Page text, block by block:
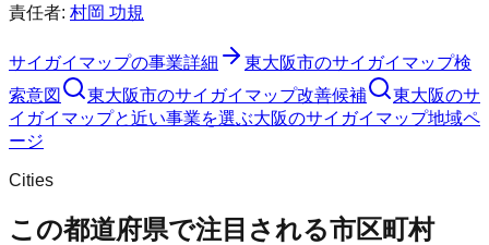
責任者: 村岡 功規
サイガイマップの事業詳細 東大阪市のサイガイマップ検
索意図
東大阪市のサイガイマップ改善候補
東大阪のサ
イガイマップと近い事業を選ぶ大阪のサイガイマップ地域ペ
ージ
Cities
この都道府県で注目される市区町村